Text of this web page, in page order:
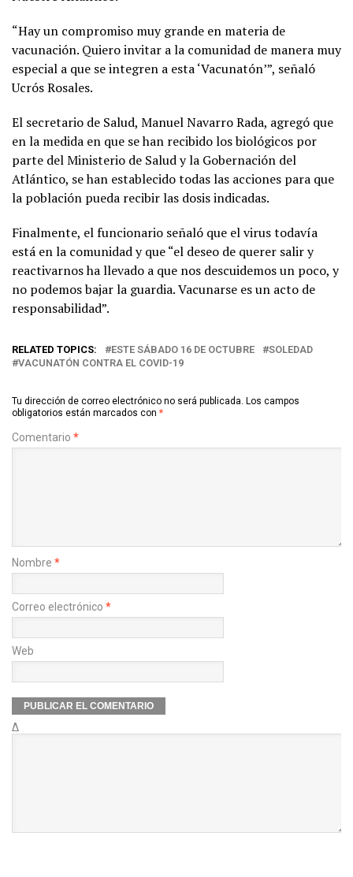
“Hay un compromiso muy grande en materia de
vacunación. Quiero invitar a la comunidad de manera muy
especial a que se integren a esta ‘Vacunatón’”, señaló
Ucrós Rosales.
El secretario de Salud, Manuel Navarro Rada, agregó que
en la medida en que se han recibido los biológicos por
parte del Ministerio de Salud y la Gobernación del
Atlántico, se han establecido todas las acciones para que
la población pueda recibir las dosis indicadas.
Finalmente, el funcionario señaló que el virus todavía
está en la comunidad y que “el deseo de querer salir y
reactivarnos ha llevado a que nos descuidemos un poco, y
no podemos bajar la guardia. Vacunarse es un acto de
responsabilidad”.
RELATED TOPICS: ESTE SÁBADO 16 DE OCTUBRE
SOLEDAD
VACUNATÓN CONTRA EL COVID-19
Tu dirección de correo electrónico no será publicada. Los campos
obligatorios están marcados con *
Comentario *
Nombre *
Correo electrónico *
Web
Δ